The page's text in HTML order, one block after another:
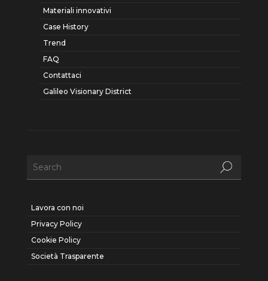
Materiali innovativi
Case History
Trend
FAQ
Contattaci
Galileo Visionary District
Lavora con noi
Privacy Policy
Cookie Policy
Società Trasparente